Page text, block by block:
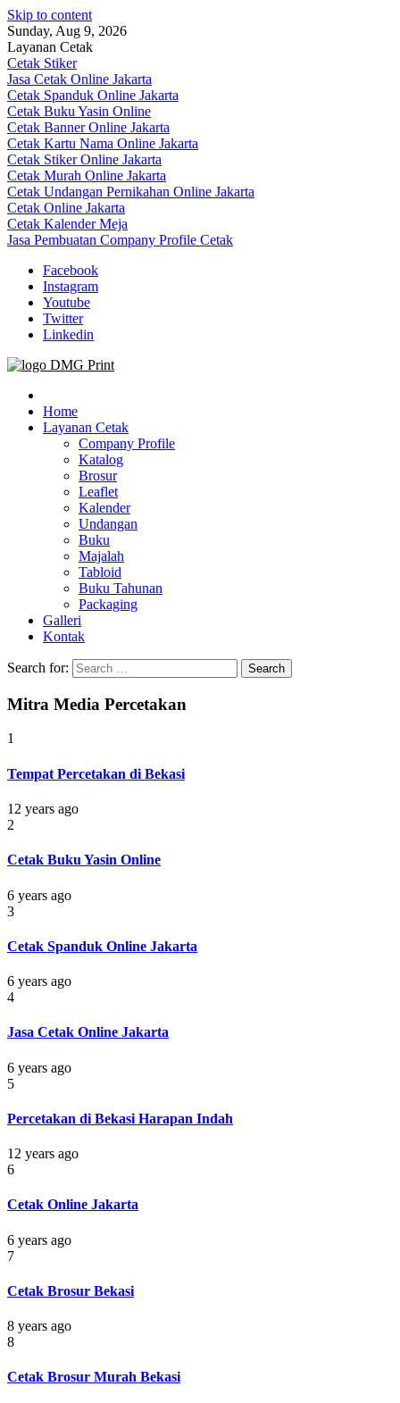
Skip to content
Sunday, Aug 9, 2026
Layanan Cetak
Cetak Stiker
Jasa Cetak Online Jakarta
Cetak Spanduk Online Jakarta
Cetak Buku Yasin Online
Cetak Banner Online Jakarta
Cetak Kartu Nama Online Jakarta
Cetak Stiker Online Jakarta
Cetak Murah Online Jakarta
Cetak Undangan Pernikahan Online Jakarta
Cetak Online Jakarta
Cetak Kalender Meja
Jasa Pembuatan Company Profile Cetak
Facebook
Instagram
Youtube
Twitter
Linkedin
Jasa Cetak Online DMG Printing
Home
Layanan Cetak
Company Profile
Katalog
Brosur
Leaflet
Kalender
Undangan
Buku
Majalah
Tabloid
Buku Tahunan
Packaging
Galleri
Kontak
Search for:
Mitra Media Percetakan
1
Tempat Percetakan di Bekasi
12 years ago
2
Cetak Buku Yasin Online
6 years ago
3
Cetak Spanduk Online Jakarta
6 years ago
4
Jasa Cetak Online Jakarta
6 years ago
5
Percetakan di Bekasi Harapan Indah
12 years ago
6
Cetak Online Jakarta
6 years ago
7
Cetak Brosur Bekasi
8 years ago
8
Cetak Brosur Murah Bekasi